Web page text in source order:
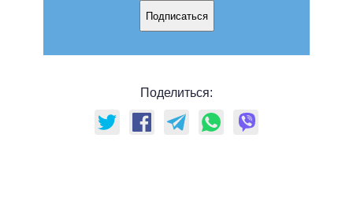
Подписаться
Поделиться: